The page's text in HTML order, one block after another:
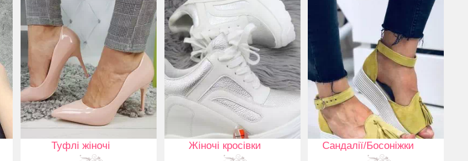
Туфлі жіночі Жіночі кросівки Сандалії/Босоніжки